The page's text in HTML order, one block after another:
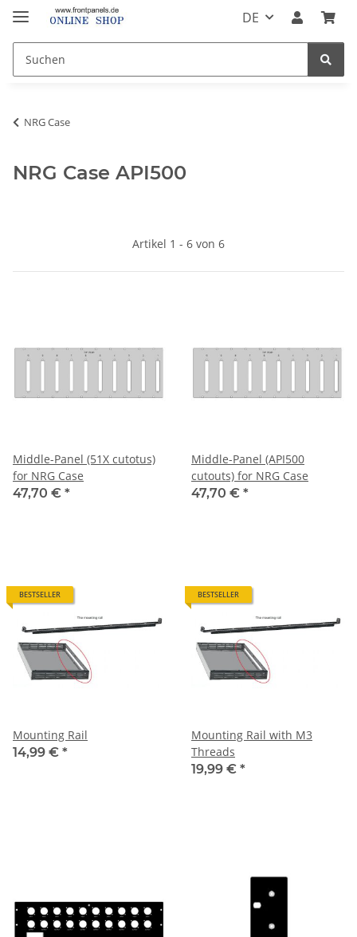
DE
NRG Case
NRG Case API500
Artikel 1 - 6 von 6
Middle-Panel (51X cutotus)
for NRG Case
47,70 € *
Middle-Panel (API500
cutouts) for NRG Case
47,70 € *
BESTSELLER
Mounting Rail
14,99 € *
BESTSELLER
Mounting Rail with M3
Threads
19,99 € *